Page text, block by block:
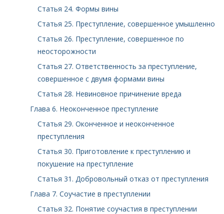
Статья 24. Формы вины
Статья 25. Преступление, совершенное умышленно
Статья 26. Преступление, совершенное по
неосторожности
Статья 27. Ответственность за преступление,
совершенное с двумя формами вины
Статья 28. Невиновное причинение вреда
Глава 6. Неоконченное преступление
Статья 29. Оконченное и неоконченное
преступления
Статья 30. Приготовление к преступлению и
покушение на преступление
Статья 31. Добровольный отказ от преступления
Глава 7. Соучастие в преступлении
Статья 32. Понятие соучастия в преступлении